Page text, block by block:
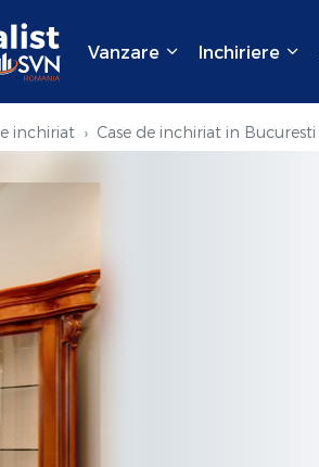
Vanzare Inchiriere
inchiriat Case de inchiriat in Bucuresti